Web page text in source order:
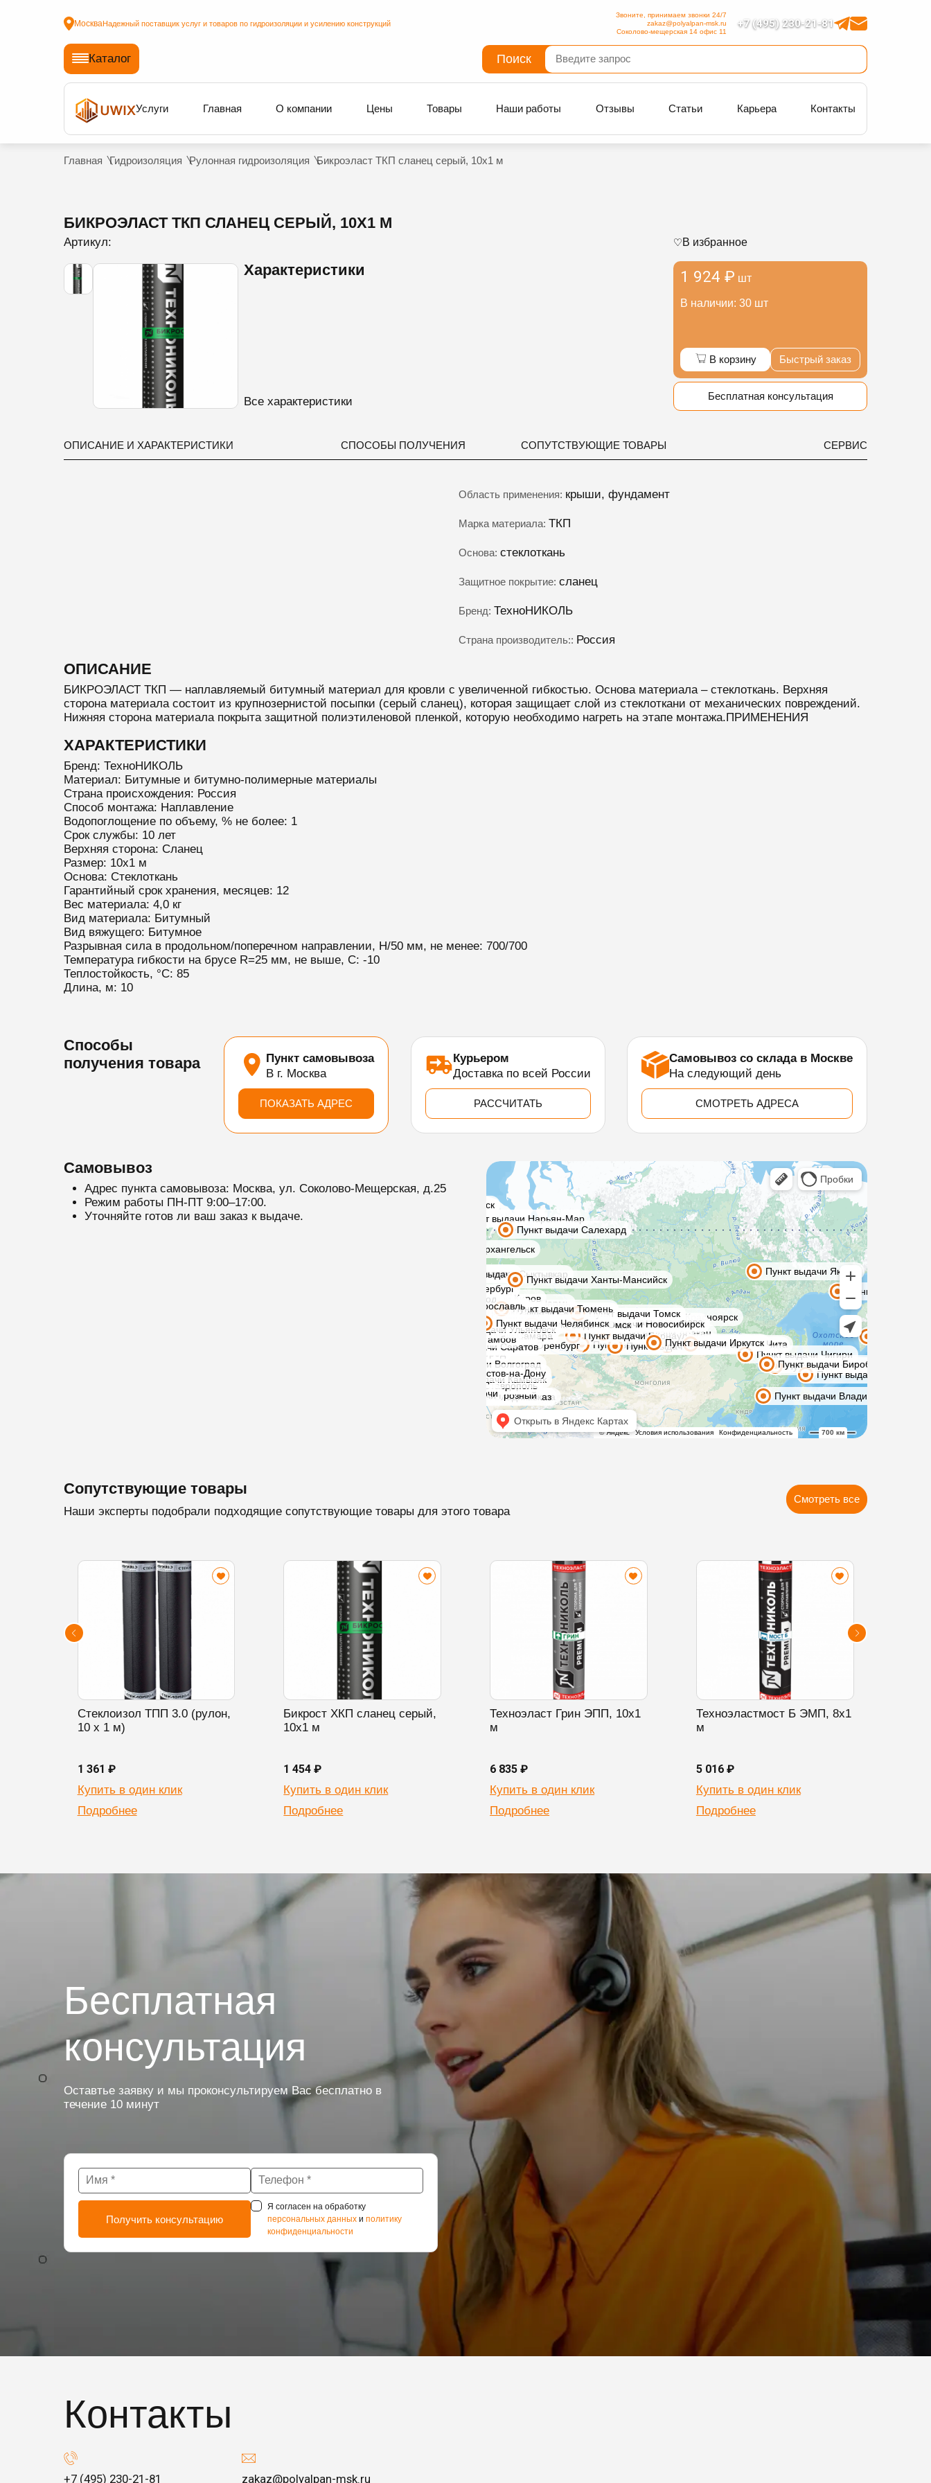
МоскваНадежный поставщик услуг и товаров по гидроизоляции и усилению конструкций +7 (495) 230-21-81
Звоните, принимаем звонки 24/7
zakaz@polyalpan-msk.ru
Соколово-мещерская 14 офис 11
Каталог Поиск
Услуги Главная О компании Цены Товары Наши работы Отзывы Статьи Карьера Контакты
Главная Гидроизоляция Рулонная гидроизоляция Бикроэласт ТКП сланец серый, 10х1 м
БИКРОЭЛАСТ ТКП СЛАНЕЦ СЕРЫЙ, 10Х1 М
Артикул:
Характеристики
Все характеристики
1 924 ₽ шт
В наличии: 30 шт
В избранное
В корзину Быстрый заказ
Бесплатная консультация
ОПИСАНИЕ И ХАРАКТЕРИСТИКИ СПОСОБЫ ПОЛУЧЕНИЯ СОПУТСТВУЮЩИЕ ТОВАРЫ СЕРВИС
Область применения: крыши, фундамент
Марка материала: ТКП
Основа: стеклоткань
Защитное покрытие: сланец
Бренд: ТехноНИКОЛЬ
Страна производитель:: Россия
ОПИСАНИЕ
БИКРОЭЛАСТ ТКП — наплавляемый битумный материал для кровли с увеличенной гибкостью. Основа материала – стеклоткань. Верхняя
сторона материала состоит из крупнозернистой посыпки (серый сланец), которая защищает слой из стеклоткани от механических повреждений.
Нижняя сторона материала покрыта защитной полиэтиленовой пленкой, которую необходимо нагреть на этапе монтажа.ПРИМЕНЕНИЯ
ХАРАКТЕРИСТИКИ
Бренд: ТехноНИКОЛЬ
Материал: Битумные и битумно-полимерные материалы
Страна происхождения: Россия
Способ монтажа: Наплавление
Водопоглощение по объему, % не более: 1
Срок службы: 10 лет
Верхняя сторона: Сланец
Размер: 10х1 м
Основа: Стеклоткань
Гарантийный срок хранения, месяцев: 12
Вес материала: 4,0 кг
Вид материала: Битумный
Вид вяжущего: Битумное
Разрывная сила в продольном/поперечном направлении, Н/50 мм, не менее: 700/700
Температура гибкости на брусе R=25 мм, не выше, С: -10
Теплостойкость, °С: 85
Длина, м: 10
Способы
получения товара
Пункт самовывоза
В г. Москва
ПОКАЗАТЬ АДРЕС
Курьером
Доставка по всей России
РАССЧИТАТЬ
Самовывоз со склада в Москве
На следующий день
СМОТРЕТЬ АДРЕСА
Самовывоз
Адрес пункта самовывоза: Москва, ул. Соколово-Мещерская, д.25
Режим работы ПН-ПТ 9:00–17:00.
Уточняйте готов ли ваш заказ к выдаче.
Сопутствующие товары
Наши эксперты подобрали подходящие сопутствующие товары для этого товара
Смотреть все
Стеклоизол ТПП 3.0 (рулон,
10 х 1 м)
1 361 ₽
Купить в один клик
Подробнее
Бикрост ХКП сланец серый,
10х1 м
1 454 ₽
Купить в один клик
Подробнее
Техноэласт Грин ЭПП, 10х1
м
6 835 ₽
Купить в один клик
Подробнее
Техноэластмост Б ЭМП, 8х1
м
5 016 ₽
Купить в один клик
Подробнее
Бесплатная
консультация
Оставтье заявку и мы проконсультируем Вас бесплатно в
течение 10 минут
Я согласен на обработку
персональных данныхи политику
конфиденциальности
Контакты
+7 (495) 230-21-81 zakaz@polyalpan-msk.ru